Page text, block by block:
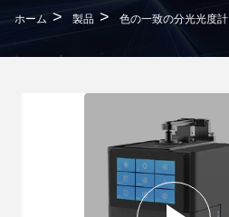
ホーム > 製品 > 色の一致の分光光度計